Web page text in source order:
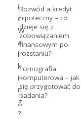
i
c
W
a
l
k
i
n
g
?
Rozwód a kredyt
hipoteczny – co
dzieje się z
zobowiązaniem
finansowym po
rozstaniu?
Tomografia
komputerowa – jak
się przygotować do
badania?